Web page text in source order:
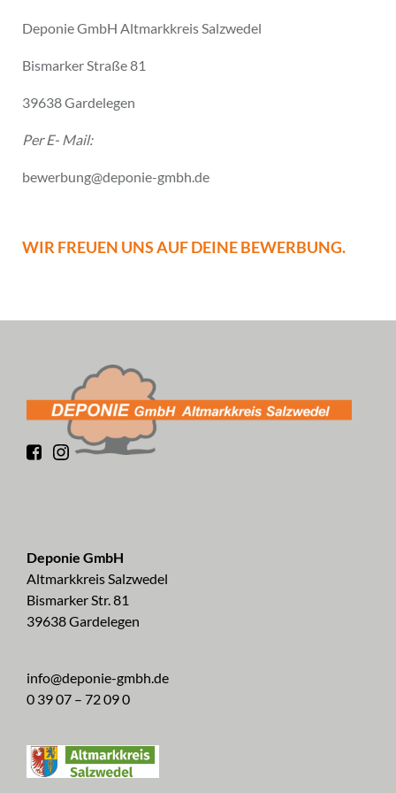
Deponie GmbH Altmarkkreis Salzwedel
Bismarker Straße 81
39638 Gardelegen
Per E- Mail:
bewerbung@deponie-gmbh.de
WIR FREUEN UNS AUF DEINE BEWERBUNG.
Deponie GmbH
Altmarkkreis Salzwedel
Bismarker Str. 81
39638 Gardelegen
info@deponie-gmbh.de
0 39 07 – 72 09 0